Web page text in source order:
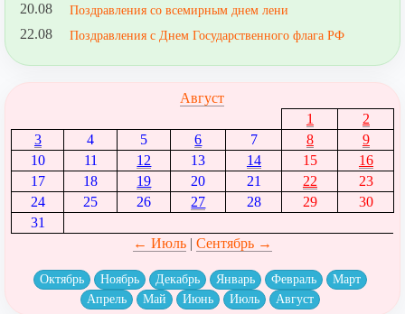
20.08 Поздравления со всемирным днем лени
22.08 Поздравления с Днем Государственного флага РФ
Август
1
2
3
4 5 6 7 8
9
10
11 12 13 14 15
16
17
18 19 20 21 22
23
24
25 26 27 28 29
30
31
← Июль| Сентябрь →
Октябрь Ноябрь Декабрь Январь Февраль
Март
Апрель
Май Июнь Июль Август